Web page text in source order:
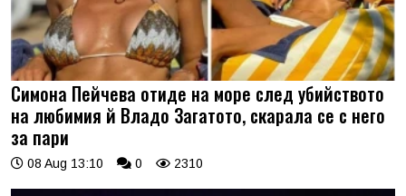
Симона Пейчева отиде на море след убийството
на любимия й Владо Загатото, скарала се с него
за пари
08 Aug 13:10 0 2310